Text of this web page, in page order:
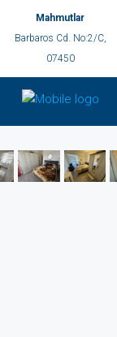
Mahmutlar
Barbaros Cd. No:2/C,
07450